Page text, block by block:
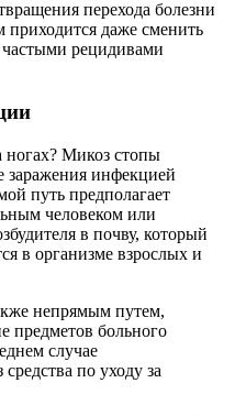
перехода болезни
даже сменить
частыми рецидивами
ногах? Микоз стопы
заражения инфекцией
путь предполагает
человеком или
в почву, который
в организме взрослых и
непрямым путем,
предметов больного
случае
по уходу за